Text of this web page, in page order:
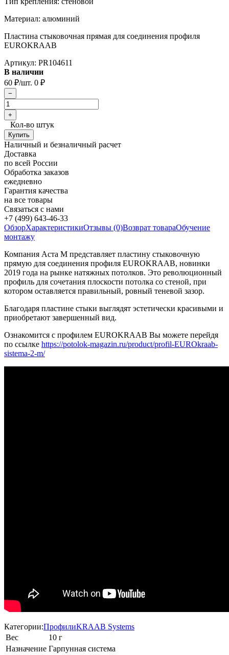
Материал: алюминий
Пластина стыковочная прямая для соединения профиля
EUROKRAAB
Артикул: PR104611
В наличии
60 ₽/шт. 0 ₽
Кол-во штук
Наличный и безналичный расчет
Доставка
по всей России
Обработка заказов
ежедневно
Гарантия качества
на все товары
Связаться с нами
+7 (499) 643-46-33
ОбзорХарактеристикиОтзывы (0)Возврат товараОбучение
монтажу
Компания Аста М представляет пластину стыковочную
прямую для соединения профиля EUROKRAAB, новинки
2019 года на рынке натяжных потолков. Это революционный
профиль для сочетания плоскости потолка со стеной, при
котором оставляется правильный, ровный теневой зазор.
Благодаря пластине стыки выглядят эстетически красивыми и
приобретают завершенный вид.
Ознакомится с профилем EUROKRAAB Вы можете перейдя
по ссылке https://potolok-magazin.ru/product/profil-EUROkraab-
sistema-2-m/
Категории:ПрофилиKRAAB Systems
Вес
10 г
Назначение Гарпунная система